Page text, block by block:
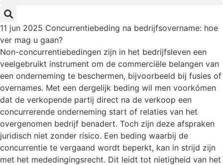
11 jun 2025 Concurrentiebeding na bedrijfsovername: hoe
ver mag u gaan?
Non-concurrentiebedingen zijn in het bedrijfsleven een
veelgebruikt instrument om de commerciële belangen van
een onderneming te beschermen, bijvoorbeeld bij fusies of
overnames. Met een dergelijk beding wil men voorkómen
dat de verkopende partij direct na de verkoop een
concurrerende onderneming start of relaties van het
overgenomen bedrijf benadert. Toch zijn deze afspraken
juridisch niet zonder risico. Een beding waarbij de
concurrentie te vergaand wordt beperkt, kan in strijd zijn
met het mededingingsrecht. Dit leidt tot nietigheid van het